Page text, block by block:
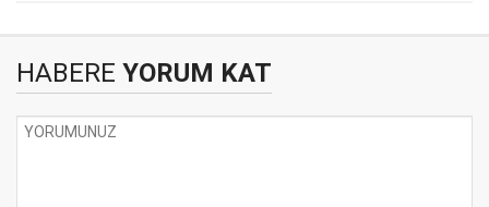
HABERE YORUM KAT